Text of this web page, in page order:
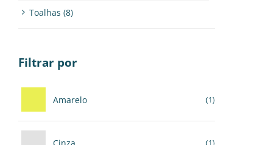
Toalhas (8)
Filtrar por
Amarelo (1)
Cinza (1)